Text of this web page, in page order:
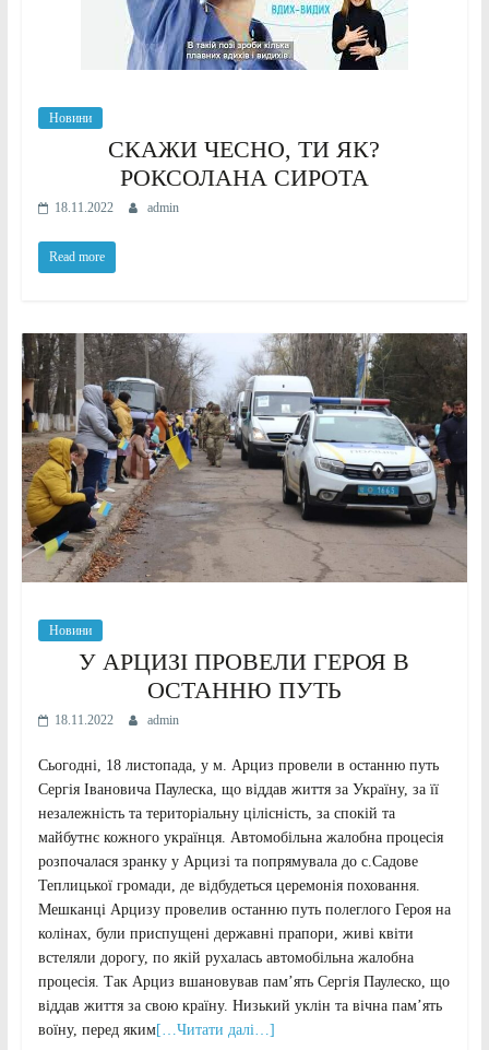
Новини
СКАЖИ ЧЕСНО, ТИ ЯК?
РОКСОЛАНА СИРОТА
18.11.2022 admin
Read more
Новини
У АРЦИЗІ ПРОВЕЛИ ГЕРОЯ В
ОСТАННЮ ПУТЬ
18.11.2022 admin
Сьогодні, 18 листопада, у м. Арциз провели в останню путь
Сергія Івановича Паулеска, що віддав життя за Україну, за її
незалежність та територіальну цілісність, за спокій та
майбутнє кожного українця. Автомобільна жалобна процесія
розпочалася зранку у Арцизі та попрямувала до с.Садове
Теплицької громади, де відбудеться церемонія поховання.
Мешканці Арцизу провелив останню путь полеглого Героя на
колінах, були приспущені державні прапори, живі квіти
встеляли дорогу, по якій рухалась автомобільна жалобна
процесія. Так Арциз вшановував пам’ять Сергія Паулеско, що
віддав життя за свою країну. Низький уклін та вічна пам’ять
воїну, перед яким[…Читати далі…]